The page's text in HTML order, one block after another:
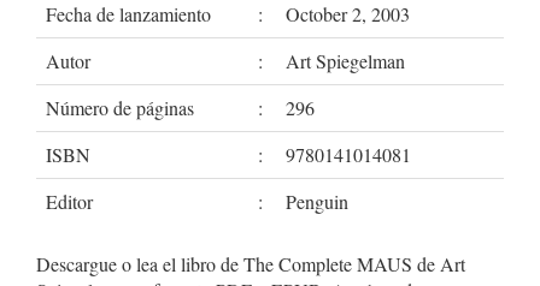
Fecha de lanzamiento :
October 2, 2003
Autor
:
Art Spiegelman
Número de páginas
:
296
ISBN
:
9780141014081
Editor
: Penguin
Descargue o lea el libro de The Complete MAUS de Art